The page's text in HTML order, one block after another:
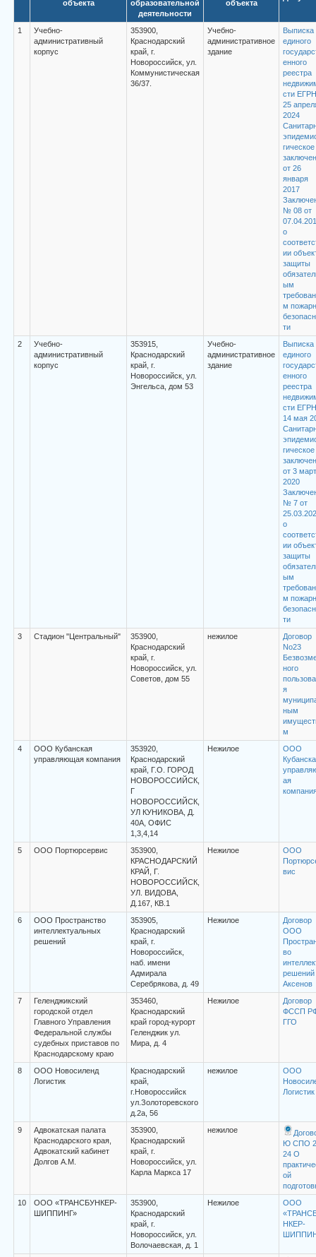
объекта
образовательной
деятельности
объекта
1
Учебно-
административный
корпус
353900,
Краснодарский
край, г.
Новороссийск, ул.
Коммунистическая
36/37.
Учебно-
административное
здание
Выписка
единого
енного
реестра
сти
25
2024
гическое
от 26
января
2017
№ 08 от
о
ии
защиты
ым
м
ти
2
Учебно-
административный
корпус
353915,
Краснодарский
край, г.
Новороссийск, ул.
Энгельса, дом 53
Учебно-
административное
здание
Выписка
единого
енного
реестра
сти
14 мая
гическое
от 3
2020
№ 7 от
о
ии
защиты
ым
м
ти
3
Стадион "Центральный"
353900,
Краснодарский
край, г.
Новороссийск, ул.
Советов, дом 55
нежилое
Договор
No23
ного
я
ным
м
4
ООО Кубанская
управляющая компания
353920,
Краснодарский
край, Г.О. ГОРОД
НОВОРОССИЙСК,
Г
НОВОРОССИЙСК,
УЛ КУНИКОВА, Д.
40А, ОФИС
1,3,4,14
Нежилое
ООО
ая
5 ООО Портюрсервис
353900,
КРАСНОДАРСКИЙ
КРАЙ, Г.
НОВОРОССИЙСК,
УЛ. ВИДОВА,
Д.167, КВ.1
Нежилое
ООО
вис
6
ООО Пространство
интеллектуальных
решений
353905,
Краснодарский
край, г.
Новороссийск,
наб. имени
Адмирала
Серебрякова, д. 49
Нежилое
Договор
ООО
во
решений
Аксенов
7
Геленджикский
городской отдел
Главного Управления
Федеральной службы
судебных приставов по
Краснодарскому краю
353460,
Краснодарский
край город-курорт
Геленджик ул.
Мира, д. 4
Нежилое
Договор
ФССП
ГГО
8
ООО Новосиленд
Логистик
Краснодарский
край,
г.Новороссийск
ул.Золоторевского
д.2а, 56
нежилое
ООО
Логистик
9
Адвокатская палата
Краснодарского края,
Адвокатский кабинет
Долгов А.М.
353900,
Краснодарский
край, г.
Новороссийск, ул.
Карла Маркса 17
нежилое
Ю СПО
24 О
ой
10
ООО «ТРАНСБУНКЕР-
ШИППИНГ»
353900,
Краснодарский
край, г.
Новороссийск, ул.
Волочаевская, д. 1
Нежилое
ООО
НКЕР-